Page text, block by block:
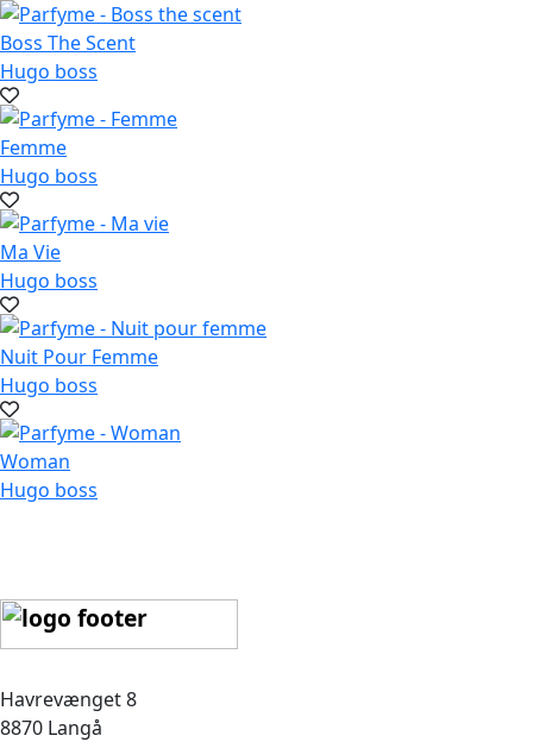
Boss The Scent
Hugo boss
Femme
Hugo boss
Ma Vie
Hugo boss
Nuit Pour Femme
Hugo boss
Woman
Hugo boss
Havrevænget 8
8870 Langå